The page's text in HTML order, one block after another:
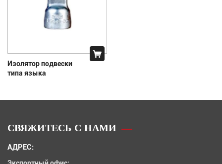
Изолятор подвески
типа языка
СВЯЖИТЕСЬ С НАМИ
АДРЕС: